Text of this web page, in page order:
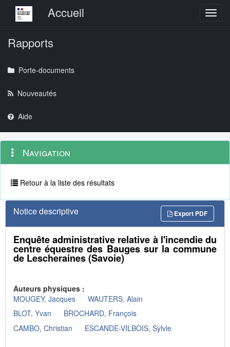
Menu principalAccueil
Rapports
Porte-documents
Nouveautés
Aide
Navigation
outils
Menu
contextuel
Navigation
Retour à la liste des résultats
Notice descriptive Export PDF
Enquête administrative relative à l'incendie du
centre équestre des Bauges sur la commune
de Lescheraines (Savoie)
Auteurs physiques :
MOUGEY, Jacques
WAUTERS, Alain
BLOT, Yvan
BROCHARD, François
CAMBO, Christian
ESCANDE-VILBOIS, Sylvie